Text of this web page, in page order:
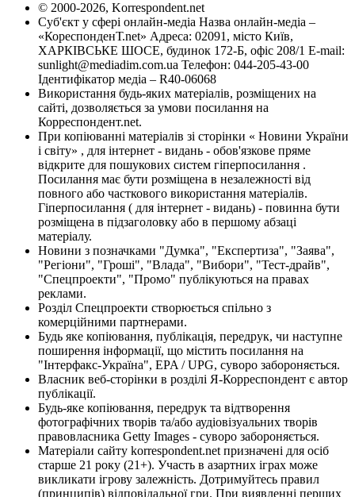
© 2000-2026, Korrespondent.net
Суб'єкт у сфері онлайн-медіа Назва онлайн-медіа –
«КореспонденТ.net» Адреса: 02091, місто Київ,
ХАРКІВСЬКЕ ШОСЕ, будинок 172-Б, офіс 208/1 E-mail:
sunlight@mediadim.com.ua Телефон: 044-205-43-00
Ідентифікатор медіа – R40-06068
Використання будь-яких матеріалів, розміщених на
сайті, дозволяється за умови посилання на
Корреспондент.net.
При копіюванні матеріалів зі сторінки « Новини України
і світу» , для інтернет - видань - обов'язкове пряме
відкрите для пошукових систем гіперпосилання .
Посилання має бути розміщена в незалежності від
повного або часткового використання матеріалів.
Гіперпосилання ( для інтернет - видань) - повинна бути
розміщена в підзаголовку або в першому абзаці
матеріалу.
Новини з позначками "Думка", "Експертиза", "Заява",
"Регіони", "Гроші", "Влада", "Вибори", "Тест-драйв",
"Спецпроекти", "Промо" публікуються на правах
реклами.
Розділ Спецпроекти створюється спільно з
комерційними партнерами.
Будь яке копіювання, публікація, передрук, чи наступне
поширення інформації, що містить посилання на
"Інтерфакс-Україна", EPA / UPG, суворо забороняється.
Власник веб-сторінки в розділі Я-Корреспондент є автор
публікації.
Будь-яке копіювання, передрук та відтворення
фотографічних творів та/або аудіовізуальних творів
правовласника Getty Images - суворо забороняється.
Матеріали сайту korrespondent.net призначені для осіб
старше 21 року (21+). Участь в азартних іграх може
викликати ігрову залежність. Дотримуйтесь правил
(принципів) відповідальної гри. При виявленні перших